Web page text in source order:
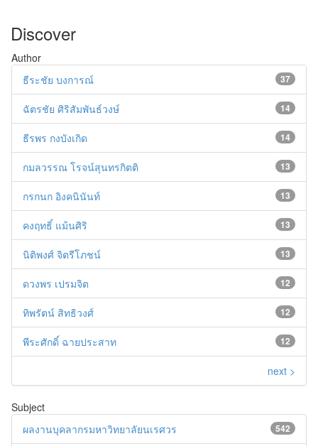
Discover
Author
37
ธีระชัย บงการณ์
14
ฉัตรชัย ศิริสัมพันธ์วงษ์
14
ธีรพร กงบังเกิด
13
กมลวรรณ โรจน์สุนทรกิตติ
13
กรกนก อิงคนินันท์
13
คงฤทธิ์ แม้นศิริ
13
นิติพงศ์ จิตรีโภชน์
12
ดวงพร เปรมจิต
12
ทิพรัตน์ สิทธิวงศ์
12
พีระศักดิ์ ฉายประสาท
next >
Subject
542
ผลงานบุคลากรมหาวิทยาลัยนเรศวร